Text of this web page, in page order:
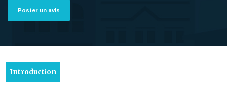
Poster un avis
Introduction